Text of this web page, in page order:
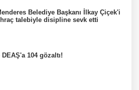
Belediye Başkanı İlkay Çiçek'i
talebiyle disipline sevk etti
104 gözaltı!